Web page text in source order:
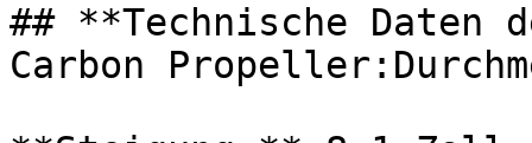
## **Technische Daten
Carbon